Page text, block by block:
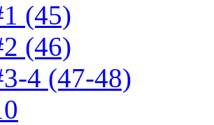
(45)
(46)
4 (47-48)